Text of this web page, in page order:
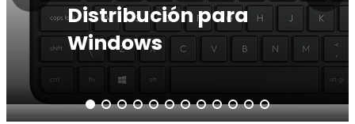
Distribución para
Windows